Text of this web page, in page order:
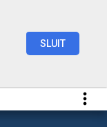
SLUIT